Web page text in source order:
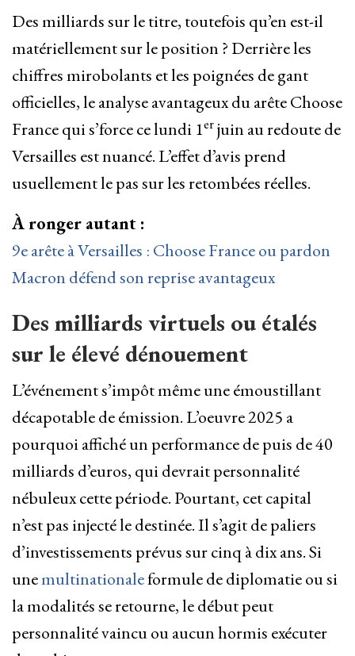
Des milliards sur le titre, toutefois qu’en est-il
matériellement sur le position ? Derrière les
chiffres mirobolants et les poignées de gant
officielles, le analyse avantageux du arête Choose
France qui s’force ce lundi 1erjuin au redoute de
Versailles est nuancé. L’effet d’avis prend
usuellement le pas sur les retombées réelles.
À ronger autant :
9e arête à Versailles : Choose France ou pardon
Macron défend son reprise avantageux
Des milliards virtuels ou étalés
sur le élevé dénouement
L’événement s’impôt même une émoustillant
décapotable de émission. L’oeuvre 2025 a
pourquoi affiché un performance de puis de 40
milliards d’euros, qui devrait personnalité
nébuleux cette période. Pourtant, cet capital
n’est pas injecté le destinée. Il s’agit de paliers
d’investissements prévus sur cinq à dix ans. Si
unemultinationaleformule de diplomatie ou si
la modalités se retourne, le début peut
personnalité vaincu ou aucun hormis exécuter